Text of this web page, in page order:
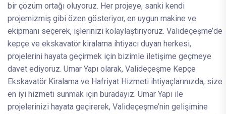
bir çözüm ortağı oluyoruz. Her projeye, sanki kendi
projemizmiş gibi özen gösteriyor, en uygun makine ve
ekipmanı seçerek, işlerinizi kolaylaştırıyoruz. Valideçeşme’de
kepçe ve ekskavatör kiralama ihtiyacı duyan herkesi,
projelerini hayata geçirmek için bizimle iletişime geçmeye
davet ediyoruz. Umar Yapı olarak, Valideçeşme Kepçe
Ekskavatör Kiralama ve Hafriyat Hizmeti ihtiyaçlarınızda, size
en iyi hizmeti sunmak için buradayız. Umar Yapı ile
projelerinizi hayata geçirerek, Valideçeşme’nin gelişimine